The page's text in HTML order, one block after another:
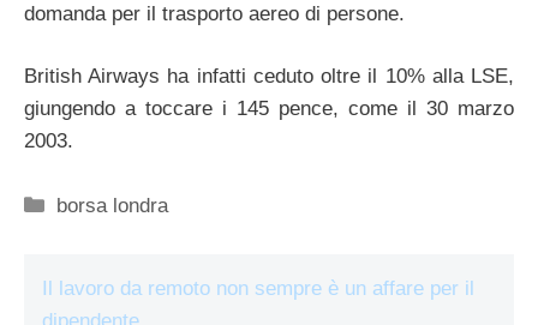
domanda per il trasporto aereo di persone.
British Airways ha infatti ceduto oltre il 10% alla LSE,
giungendo a toccare i 145 pence, come il 30 marzo
2003.
Categorie
borsa londra
Il lavoro da remoto non sempre è un affare per il
dipendente